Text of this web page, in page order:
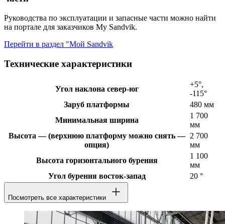
Руководства по эксплуатации и запасные части можно найти
на портале для заказчиков My Sandvik.
Перейти в раздел "Мой Sandvik
Технические характеристики
Угол наклона север-юг
+5°,
-115°
Заруб платформы
480 мм
Минимальная ширина
1 700
мм
Высота — (верхнюю платформу можно снять —
опция)
2 700
мм
Высота горизонтального бурения
1 100
мм
Угол бурения восток-запад
20 °
Посмотреть все характеристики